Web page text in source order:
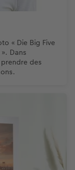
« Die Big Five
Dans
des